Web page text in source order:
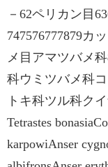
－62ペリカン目
747576777879カ
メ目アマツバメ
科ウミツバメ科
トキ科ツル科ク
Tetrastes
karpowiAnser